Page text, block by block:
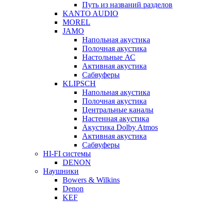
Путь из названий разделов
KANTO AUDIO
MOREL
JAMO
Напольная акустика
Полочная акустика
Настольные АС
Активная акустика
Сабвуферы
KLIPSCH
Напольная акустика
Полочная акустика
Центральные каналы
Настенная акустика
Акустика Dolby Atmos
Активная акустика
Сабвуферы
HI-FI системы
DENON
Наушники
Bowers & Wilkins
Denon
KEF